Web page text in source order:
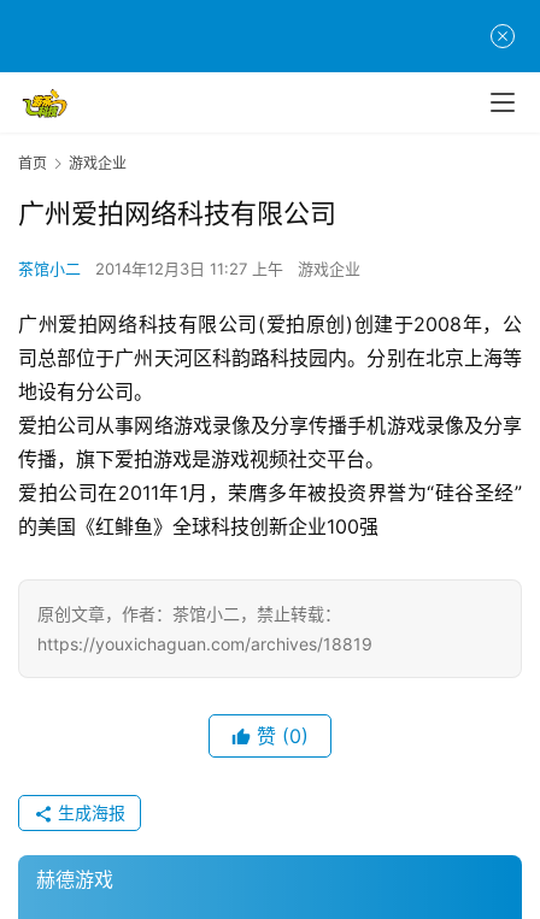
首
页
游
茶
创
游
戏
业
界
手
机
游
单
闲
戏
首页 游戏企业
广州爱拍网络科技有限公司
茶馆小二 2014年12月3日 11:27 上午 游戏企业
广州爱拍网络科技有限公司(爱拍原创)创建于2008年，公
司总部位于广州天河区科韵路科技园内。分别在北京上海等
地设有分公司。
爱拍公司从事网络游戏录像及分享传播手机游戏录像及分享
传播，旗下爱拍游戏是游戏视频社交平台。
爱拍公司在2011年1月，荣膺多年被投资界誉为“硅谷圣经”
的美国《红鲱鱼》全球科技创新企业100强
原创文章，作者：茶馆小二，禁止转载：
https://youxichaguan.com/archives/18819
赞 (0)
生成海报
赫德游戏